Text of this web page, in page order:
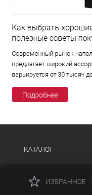
Как выбрать
полезные советы
Современный рынок
предлагает широкий
варьируется от 30 тысяч
Подробнее
КАТАЛОГ
НАШИИЗБРАННОЕ